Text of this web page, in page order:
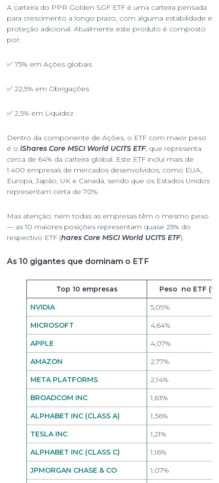
A carteira do PPR Golden SGF ETF é uma carteira pensada
para crescimento a longo prazo, com alguma estabilidade e
proteção adicional. Atualmente este produto é composto
por:
✅ 75% em Ações globais
✅ 22,5% em Obrigações
✅ 2,5% em Liquidez
Dentro da componente de Ações, o ETF com maior peso
é o iShares Core MSCI World UCITS ETF, que representa
cerca de 64% da carteira global. Este ETF inclui mais de
1.400 empresas de mercados desenvolvidos, como EUA,
Europa, Japão, UK e Canadá, sendo que os Estados Unidos
representam certa de 70%.
Mas atenção: nem todas as empresas têm o mesmo peso
— as 10 maiores posições representam quase 25% do
respectivo ETF (hares Core MSCI World UCITS ETF).
As 10 gigantes que dominam o ETF
Top 10 empresas Peso no ETF
NVIDIA 5,09%
MICROSOFT 4,64%
APPLE 4,07%
AMAZON 2,77%
META PLATFORMS 2,14%
BROADCOM INC 1,63%
ALPHABET INC (CLASS A) 1,36%
TESLA INC 1,21%
ALPHABET INC (CLASS C) 1,16%
JPMORGAN CHASE & CO 1,07%